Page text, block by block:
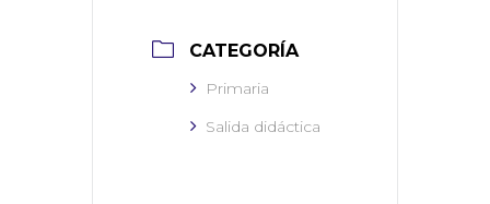
CATEGORÍA
Primaria
Salida didáctica